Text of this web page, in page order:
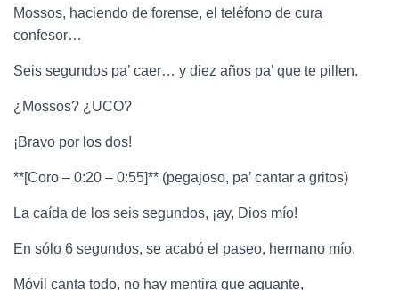
Mossos, haciendo de forense, el teléfono de cura
confesor…
Seis segundos pa’ caer… y diez años pa’ que te pillen.
¿Mossos? ¿UCO?
¡Bravo por los dos!
**[Coro – 0:20 – 0:55]** (pegajoso, pa’ cantar a gritos)
La caída de los seis segundos, ¡ay, Dios mío!
En sólo 6 segundos, se acabó el paseo, hermano mío.
Móvil canta todo, no hay mentira que aguante,